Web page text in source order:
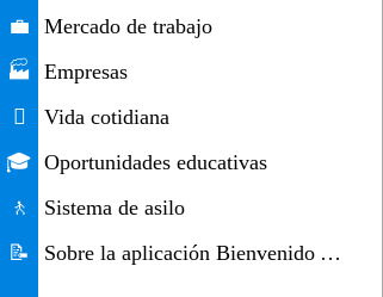
💼
Mercado de trabajo
🏭 Empresas

Vida cotidiana
🎓 Oportunidades educativas
🚶
Sistema de asilo
📝
Sobre la aplicación Bienvenido Alemania